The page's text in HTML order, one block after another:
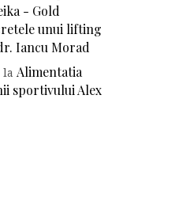
- Gold
unui lifting
Iancu Morad
la Alimentatia
sportivului Alex